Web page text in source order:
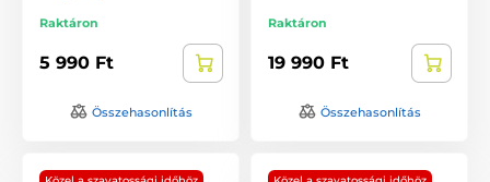
Raktáron
5 990 Ft
Összehasonlítás
Raktáron
19 990 Ft
Összehasonlítás